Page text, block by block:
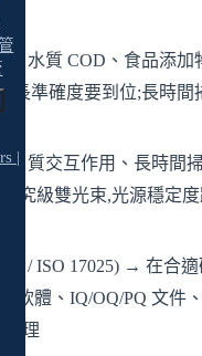
|
購 FAQ
Vis 差在哪裡?
格怎麼看?
多少?
品座嗎?
標準品?
怎麼分?
經銷代理商還是原廠?
者
、水質 COD、食品添加
長準確度要到位;長時間
白質交互作用、長時間
究級雙光束,光源穩定
/ ISO 17025) → 在合
軟體、IQ/OQ/PQ 文件
管理